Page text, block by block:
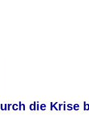
die Krise